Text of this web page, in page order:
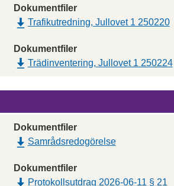
Dokumentfiler
Trafikutredning, Jullovet 1 250220
Dokumentfiler
Trädinventering, Jullovet 1 250224
Dokumentfiler
Samrådsredogörelse
Dokumentfiler
Protokollsutdrag 2026-06-11 § 21